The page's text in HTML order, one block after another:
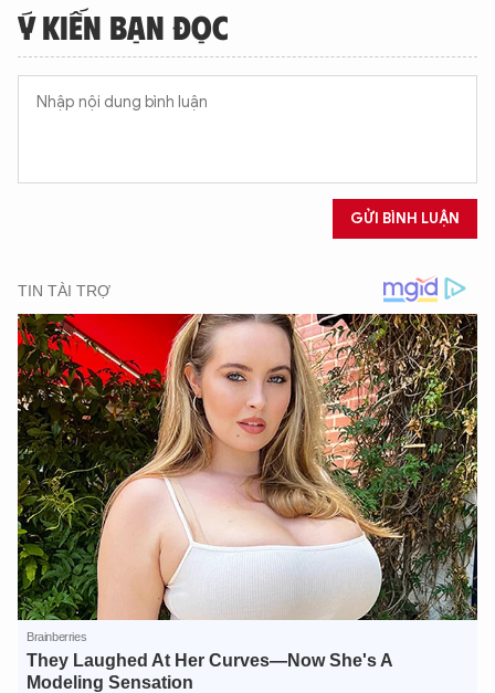
Ý KIẾN BẠN ĐỌC
GỬI BÌNH LUẬN
XIN CHÀO,
Hãy hỏi tôi bất kỳ điều gì bạn cần biết về
An Ninh Thủ Đô nhé. Tôi sẵn sàng hỗ trợ!